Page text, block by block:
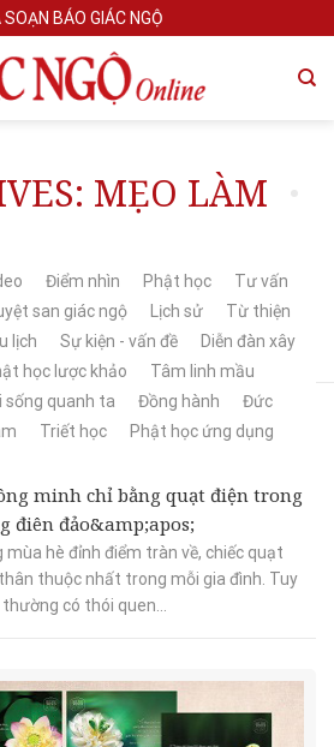
BÁO GIÁC NGỘ
MẸO LÀM
Điểm nhìn Phật học
Tư vấn
san giác ngộ Lịch sử
Từ thiện
lịch Sự kiện - vấn đề
Diễn đàn xây
học lược khảo
Tâm linh mầu
sống quanh ta Đồng hành
Đức
Triết học Phật học ứng dụng
minh chỉ bằng quạt điện trong
điên đảo&amp;apos;
mùa hè đỉnh điểm tràn về, chiếc quạt
thuộc nhất trong mỗi gia đình. Tuy
có thói quen...